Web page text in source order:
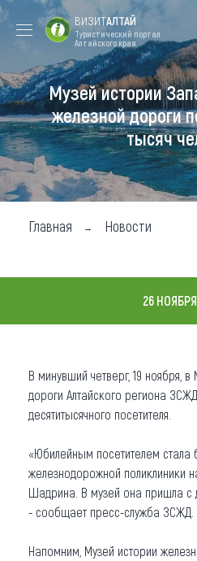
Форум VISIT
ALTAI
Цветение
маральника
Туры
Где побывать
Чем заняться
Карта
Что привезти
Коллекция
Другие рубрики
ВИЗИТАЛТАЙ
Туристический портал
Алтайского края
Музей истории
железной дороги
тысяч
Главная Новости
26
В минувший четверг, 19 ноября,
дороги Алтайского региона
десятитысячного посетителя.
«Юбилейным посетителем
железнодорожной поликлиники
Шадрина. В музей она пришла с
- сообщает пресс-служба ЗСЖД.
Напомним, Музей истории